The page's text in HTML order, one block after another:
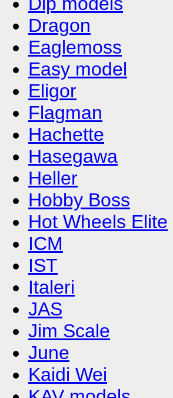
Dragon
Eaglemoss
Easy model
Eligor
Flagman
Hachette
Hasegawa
Heller
Hobby Boss
Hot Wheels Elite
ICM
IST
Italeri
JAS
Jim Scale
June
Kaidi Wei